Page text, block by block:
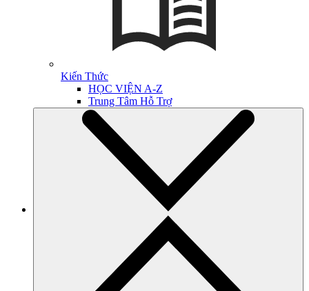
Kiến Thức
HỌC VIỆN A-Z
Trung Tâm Hỗ Trợ